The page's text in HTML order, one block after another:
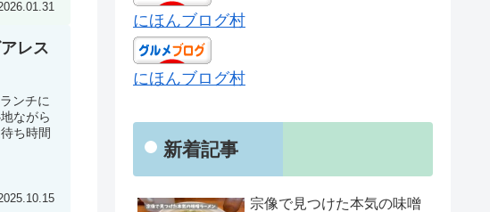
レス
ンチに
ながら
ち時間
にほんブログ村
にほんブログ村
新着記事
宗像で見つけた本気の味噌